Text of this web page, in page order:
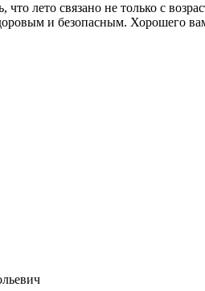
что лето связано не только с
и безопасным. Хорошего